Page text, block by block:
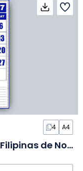
4 A4
Calendário de Feriados das Filipinas de Novembro de 2027 em Slides